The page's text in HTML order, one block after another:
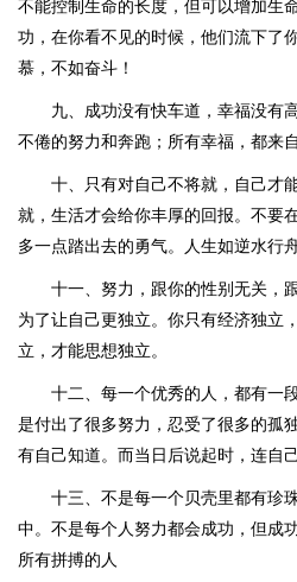
不能控制生命的长度，但可以增加生
功，在你看不见的时候，他们流下了
慕，不如奋斗！
九、成功没有快车道，幸福没有
不倦的努力和奔跑；所有幸福，都来
十、只有对自己不将就，自己才
就，生活才会给你丰厚的回报。不要
多一点踏出去的勇气。人生如逆水行
十一、努力，跟你的性别无关，
为了让自己更独立。你只有经济独立
立，才能思想独立。
十二、每一个优秀的人，都有一
是付出了很多努力，忍受了很多的孤
有自己知道。而当日后说起时，连自
十三、不是每一个贝壳里都有珍
中。不是每个人努力都会成功，但
所有拼搏的人